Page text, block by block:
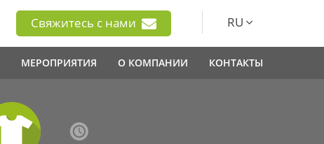
Свяжитесь с нами RU
МЕРОПРИЯТИЯ О КОМПАНИИ КОНТАКТЫ